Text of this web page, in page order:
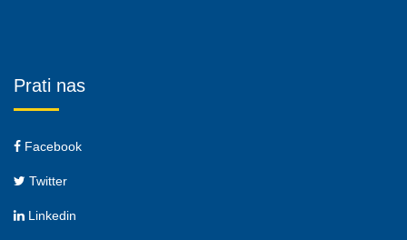
Prati nas
Facebook
Twitter
Linkedin